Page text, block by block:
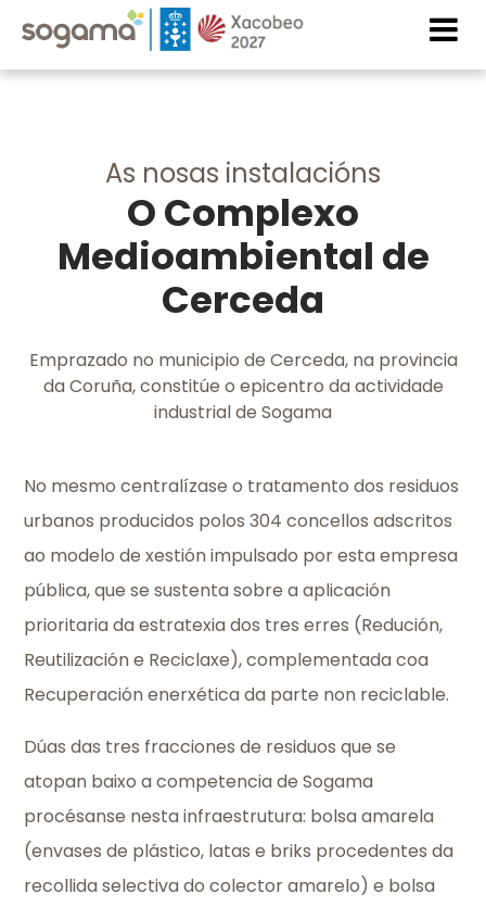
Skip to main content
Imaxe Imaxe
As nosas instalacións
O Complexo
Medioambiental de
Cerceda
Emprazado no municipio de Cerceda, na provincia
da Coruña, constitúe o epicentro da actividade
industrial de Sogama
No mesmo centralízase o tratamento dos residuos
urbanos producidos polos 304 concellos adscritos
ao modelo de xestión impulsado por esta empresa
pública, que se sustenta sobre a aplicación
prioritaria da estratexia dos tres erres (Redución,
Reutilización e Reciclaxe), complementada coa
Recuperación enerxética da parte non reciclable.
Dúas das tres fracciones de residuos que se
atopan baixo a competencia de Sogama
procésanse nesta infraestrutura: bolsa amarela
(envases de plástico, latas e briks procedentes da
recollida selectiva do colector amarelo) e bolsa